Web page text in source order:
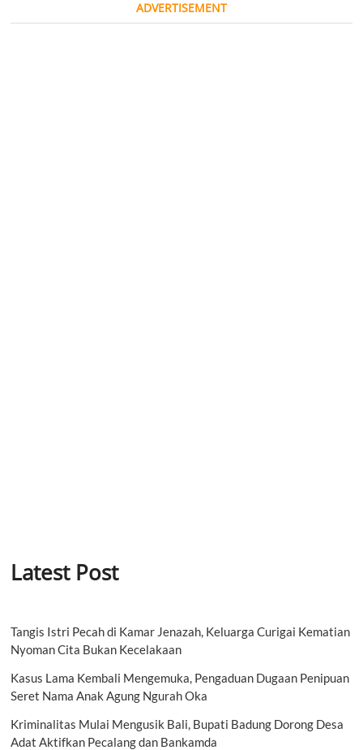
ADVERTISEMENT
Latest Post
Tangis Istri Pecah di Kamar Jenazah, Keluarga Curigai Kematian
Nyoman Cita Bukan Kecelakaan
Kasus Lama Kembali Mengemuka, Pengaduan Dugaan Penipuan
Seret Nama Anak Agung Ngurah Oka
Kriminalitas Mulai Mengusik Bali, Bupati Badung Dorong Desa
Adat Aktifkan Pecalang dan Bankamda